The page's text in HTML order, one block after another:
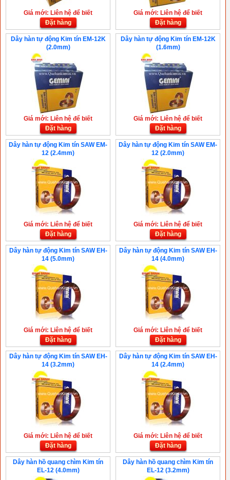
Giá mới: Liên hệ để biết
Đặt hàng
Giá mới: Liên hệ để biết
Đặt hàng
Dây hàn tự động Kim tín EM-12K
(2.0mm)
Giá mới: Liên hệ để biết
Đặt hàng
Dây hàn tự động Kim tín EM-12K
(1.6mm)
Giá mới: Liên hệ để biết
Đặt hàng
Dây hàn tự động Kim tín SAW EM-
12 (2.4mm)
Giá mới: Liên hệ để biết
Đặt hàng
Dây hàn tự động Kim tín SAW EM-
12 (2.0mm)
Giá mới: Liên hệ để biết
Đặt hàng
Dây hàn tự động Kim tín SAW EH-
14 (5.0mm)
Giá mới: Liên hệ để biết
Đặt hàng
Dây hàn tự động Kim tín SAW EH-
14 (4.0mm)
Giá mới: Liên hệ để biết
Đặt hàng
Dây hàn tự động Kim tín SAW EH-
14 (3.2mm)
Giá mới: Liên hệ để biết
Đặt hàng
Dây hàn tự động Kim tín SAW EH-
14 (2.4mm)
Giá mới: Liên hệ để biết
Đặt hàng
Dây hàn hồ quang chìm Kim tín
EL-12 (4.0mm)
Dây hàn hồ quang chìm Kim tín
EL-12 (3.2mm)